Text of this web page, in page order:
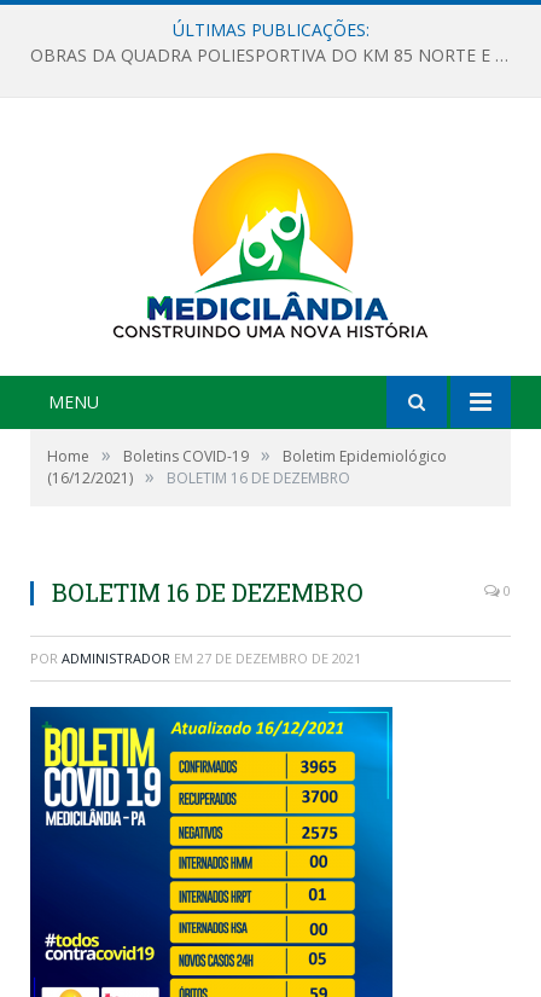
ÚLTIMAS PUBLICAÇÕES:
OBRAS DA QUADRA POLIESPORTIVA DO KM 85 NORTE E DA ESCOLA GASPAR VIANA AVANÇAM
MENU
Home » Boletins COVID-19 »
Boletim Epidemiológico
(16/12/2021) » BOLETIM 16 DE DEZEMBRO
BOLETIM 16 DE DEZEMBRO 0
POR ADMINISTRADOR EM 27 DE DEZEMBRO DE 2021